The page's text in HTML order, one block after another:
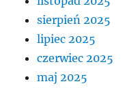
sierpień 2025
lipiec 2025
czerwiec 2025
maj 2025